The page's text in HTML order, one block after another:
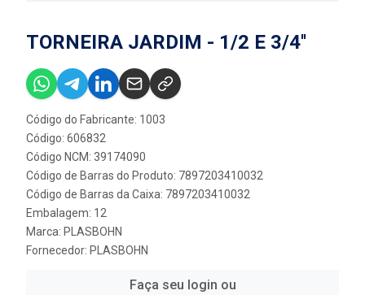
TORNEIRA JARDIM - 1/2 E 3/4''
Código do Fabricante: 1003
Código: 606832
Código NCM: 39174090
Código de Barras do Produto: 7897203410032
Código de Barras da Caixa: 7897203410032
Embalagem: 12
Marca: PLASBOHN
Fornecedor: PLASBOHN
Faça seu login ou